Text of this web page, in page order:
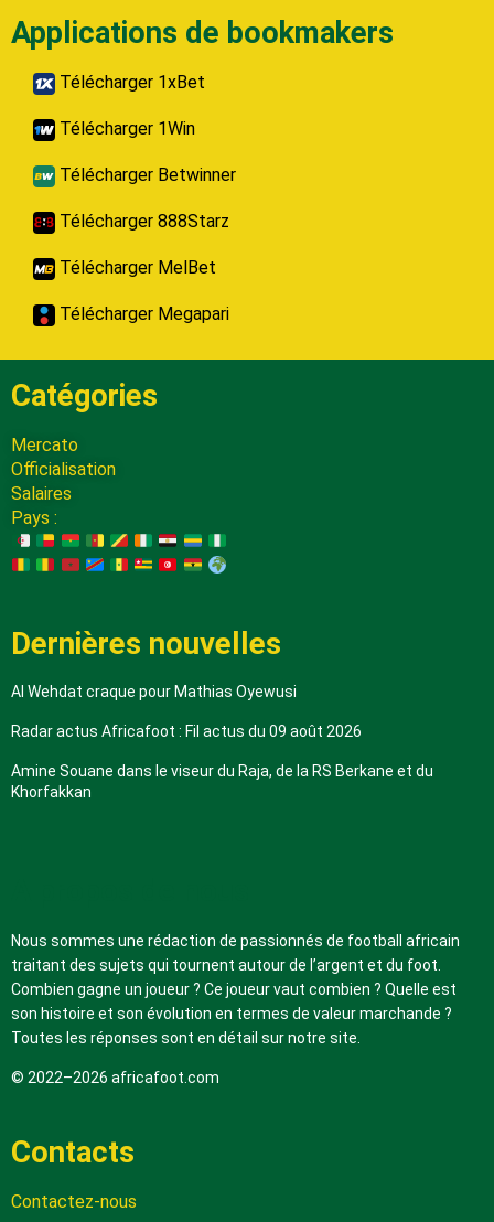
Applications de bookmakers
Télécharger 1xBet
Télécharger 1Win
Télécharger Betwinner
Télécharger 888Starz
Télécharger MelBet
Télécharger Megapari
Catégories
Mercato
Officialisation
Salaires
Pays :
Dernières nouvelles
Al Wehdat craque pour Mathias Oyewusi
Radar actus Africafoot : Fil actus du 09 août 2026
Amine Souane dans le viseur du Raja, de la RS Berkane et du
Khorfakkan
Nous sommes une rédaction de passionnés de football africain
traitant des sujets qui tournent autour de l’argent et du foot.
Combien gagne un joueur ? Ce joueur vaut combien ? Quelle est
son histoire et son évolution en termes de valeur marchande ?
Toutes les réponses sont en détail sur notre site.
© 2022–2026 africafoot.com
Contacts
Contactez-nous